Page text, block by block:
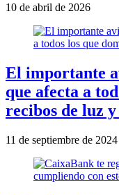
10 de abril de 2026
El importante
que afecta a
recibos de luz y
11 de septiembre de 2024